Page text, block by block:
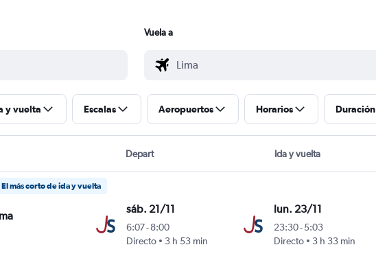
Vuela a
y vuelta Escalas Aeropuertos Horarios Duración
Depart Ida y vuelta
El más corto de ida y vuelta
Arturo Merino Benítez
sáb. 21/11
6:07-8:00
Directo
3 h 53 min
lun. 23/11
23:30-5:03
Directo
3 h 33 min